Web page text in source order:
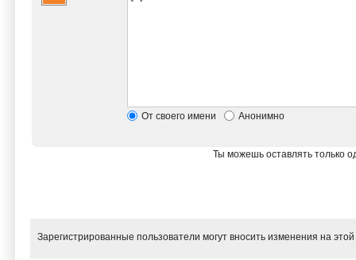
От своего имени Анонимно
Ты можешь оставлять только
Зарегистрированные пользователи могут вносить изменения на